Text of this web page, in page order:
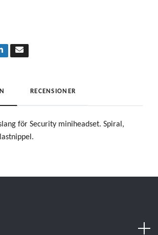
RECENSIONER
för Security miniheadset. Spiral,